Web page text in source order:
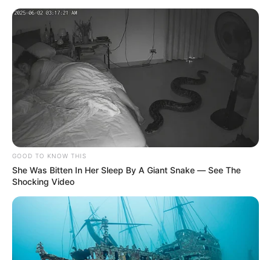
Guillermo consiguió ponerse en contacto con el dueño de
la finca, el abogado Ángel García, quien se enteró de lo
sucedido sobre las 09:00 de la noche de ese mismo día,
y luego de revisar las cámaras de seguridad del predio
confirmó lo dicho por su empleado.
Rondón fue imputado por el delito de homicidio
agravado
COMPARTIR
ALERTA BOGOTÁ EN GOOGLE NEWS
TEMAS RELACIONADOS
TRAGENDIA
GOOD TO KNOW THIS
She Was Bitten In Her Sleep By A Giant Snake — See The
Shocking Video